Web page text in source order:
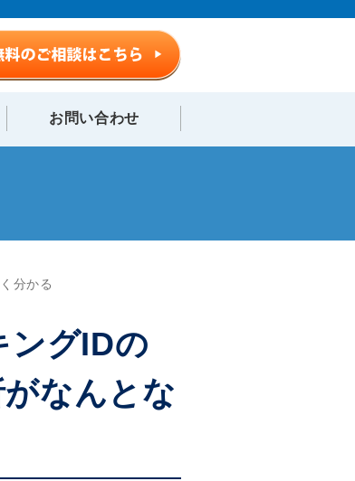
お問い合わせ
分かる
ングIDの
なんとな